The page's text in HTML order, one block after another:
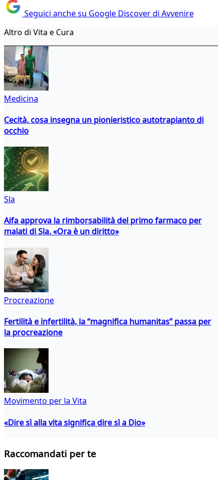
Seguici anche su Google Discover di Avvenire
Altro di Vita e Cura
Medicina
Cecità, cosa insegna un pionieristico autotrapianto di
occhio
Sla
Aifa approva la rimborsabilità del primo farmaco per
malati di Sla. «Ora è un diritto»
Procreazione
Fertilità e infertilità, la “magnifica humanitas” passa per
la procreazione
Movimento per la Vita
«Dire sì alla vita significa dire sì a Dio»
Raccomandati per te